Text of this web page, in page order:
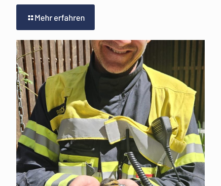
Mehr erfahren